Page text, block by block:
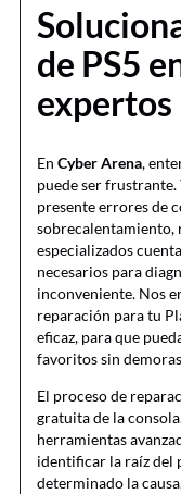
de PS5
expertos
En Cyber Arena,
puede ser frustrante.
presente errores de
sobrecalentamiento,
especializados
necesarios para
inconveniente. Nos
reparación para tu
eficaz, para que
favoritos sin
El proceso de
gratuita de la
herramientas
identificar la raíz del
determinado la